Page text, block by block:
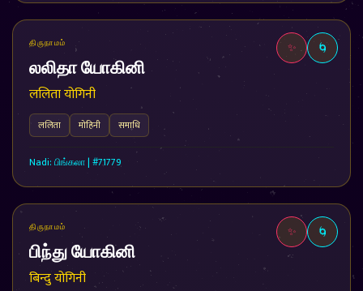
✨ 🌀
திருநாமம்
லலிதா யோகினி
ललिता योगिनी
ललिता मोहिनी समाधि
Nadi: பிங்கலா | #71779
✨ 🌀
திருநாமம்
பிந்து யோகினி
बिन्दु योगिनी